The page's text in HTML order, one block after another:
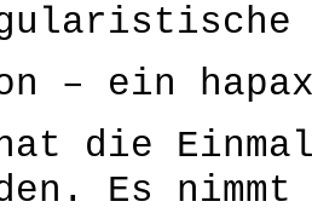
– ein hapax
die
Es